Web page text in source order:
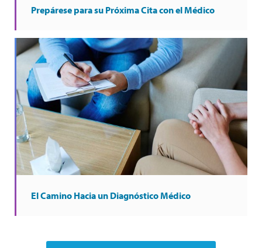
Prepárese para su Próxima Cita con el Médico
El Camino Hacia un Diagnóstico Médico